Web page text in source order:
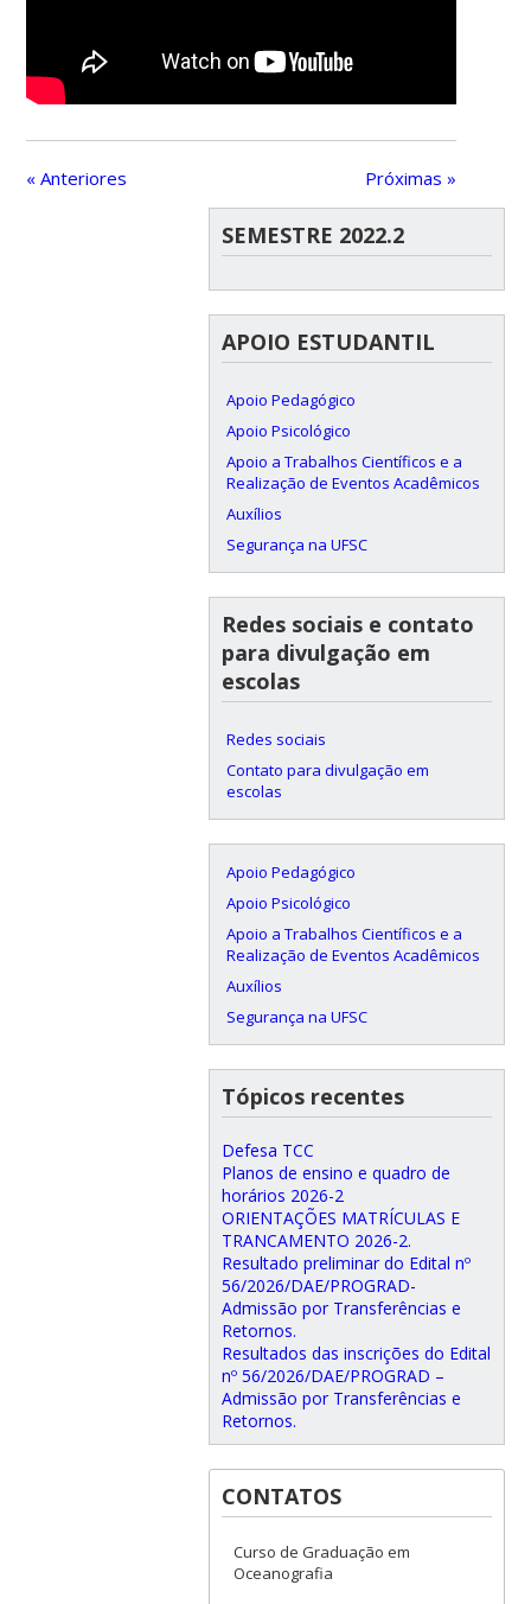
« Anteriores Próximas »
SEMESTRE 2022.2
APOIO ESTUDANTIL
Apoio Pedagógico
Apoio Psicológico
Apoio a Trabalhos Científicos e a
Realização de Eventos Acadêmicos
Auxílios
Segurança na UFSC
Redes sociais e contato
para divulgação em
escolas
Redes sociais
Contato para divulgação em
escolas
Apoio Pedagógico
Apoio Psicológico
Apoio a Trabalhos Científicos e a
Realização de Eventos Acadêmicos
Auxílios
Segurança na UFSC
Tópicos recentes
Defesa TCC
Planos de ensino e quadro de
horários 2026-2
ORIENTAÇÕES MATRÍCULAS E
TRANCAMENTO 2026-2.
Resultado preliminar do Edital nº
56/2026/DAE/PROGRAD-
Admissão por Transferências e
Retornos.
Resultados das inscrições do Edital
nº 56/2026/DAE/PROGRAD –
Admissão por Transferências e
Retornos.
CONTATOS
Curso de Graduação em
Oceanografia